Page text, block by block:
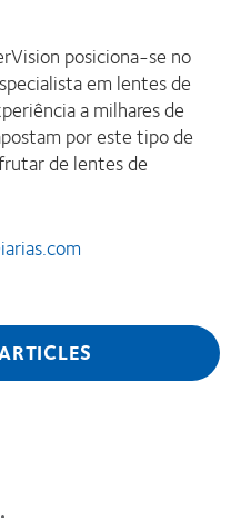
posiciona-se no
em lentes de
a milhares de
por este tipo de
de lentes de